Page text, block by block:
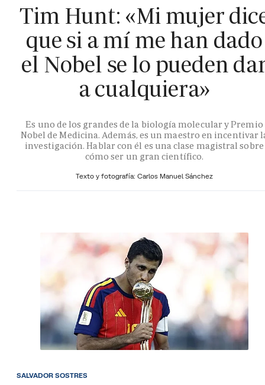
Tim Hunt: «Mi mujer
que si a mí me han dado
el Nobel se lo pueden
a cualquiera»
Es uno de los grandes de la biología molecular y Premio
Nobel de Medicina. Además, es un maestro en incentivar
investigación. Hablar con él es una clase magistral sobre
cómo ser un gran científico.
Texto y fotografía: Carlos Manuel Sánchez
SALVADOR SOSTRES